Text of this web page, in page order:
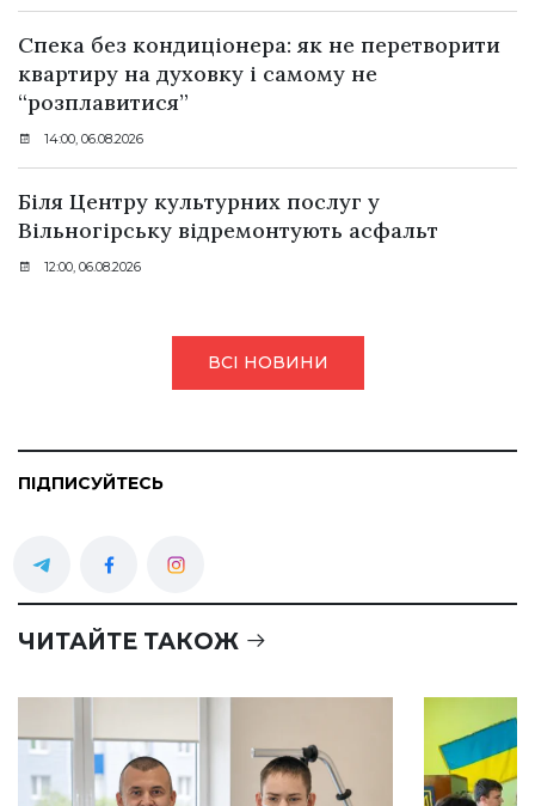
Спека без кондиціонера: як не перетворити
квартиру на духовку і самому не
“розплавитися”
14:00, 06.08.2026
Біля Центру культурних послуг у
Вільногірську відремонтують асфальт
12:00, 06.08.2026
ВСІ НОВИНИ
ПІДПИСУЙТЕСЬ
ЧИТАЙТЕ ТАКОЖ